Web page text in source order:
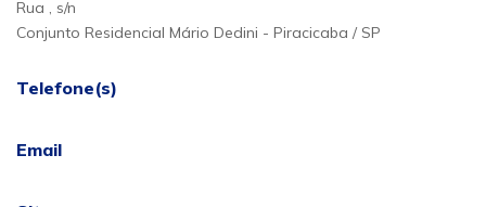
Rua , s/n
Conjunto Residencial Mário Dedini - Piracicaba / SP
Telefone(s)
Email